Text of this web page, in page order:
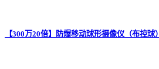
【300万20倍】防爆移动球形摄像仪（布控球）